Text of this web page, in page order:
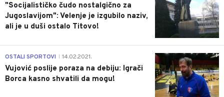
"Socijalističko čudo nostalgično za
Jugoslavijom": Velenje je izgubilo naziv,
ali je u duši ostalo Titovo!
1
OSTALI SPORTOVI 14.02.2021.
Vujović poslije poraza na debiju: Igrači
Borca kasno shvatili da mogu!